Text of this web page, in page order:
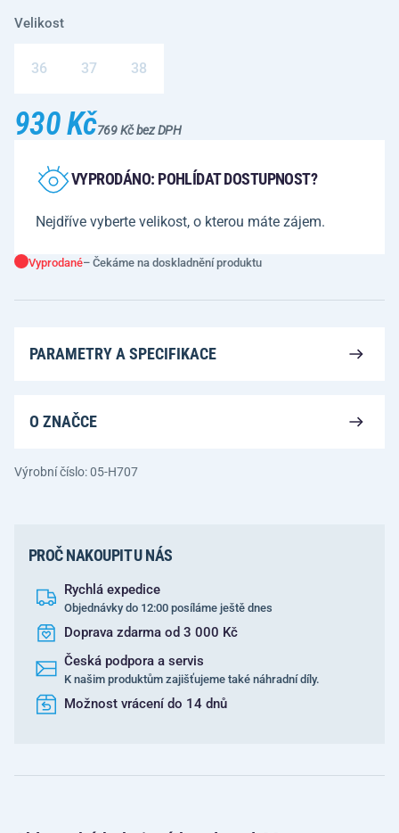
Velikost
36 37 38
930 Kč769 Kč bez DPH
VYPRODÁNO: POHLÍDAT DOSTUPNOST?
Nejdříve vyberte velikost, o kterou máte zájem.
Vyprodané– Čekáme na doskladnění produktu
PARAMETRY A SPECIFIKACE
O ZNAČCE
Výrobní číslo: 05-H707
PROČ NAKOUPIT U NÁS
Rychlá expedice
Objednávky do 12:00 posíláme ještě dnes
Doprava zdarma od 3 000 Kč
Česká podpora a servis
K našim produktům zajišťujeme také náhradní díly.
Možnost vrácení do 14 dnů